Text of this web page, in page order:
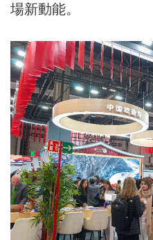
場新動能。